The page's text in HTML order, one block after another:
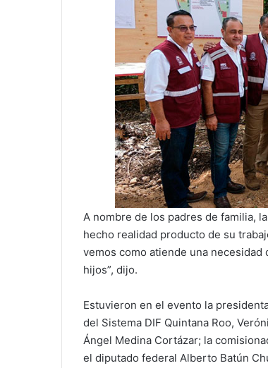
A nombre de los padres de familia,
hecho realidad producto de su
vemos como atiende una
hijos”, dijo.
Estuvieron en el evento la
del Sistema DIF Quintana Roo,
Ángel Medina Cortázar; la
el diputado federal Alberto Batún